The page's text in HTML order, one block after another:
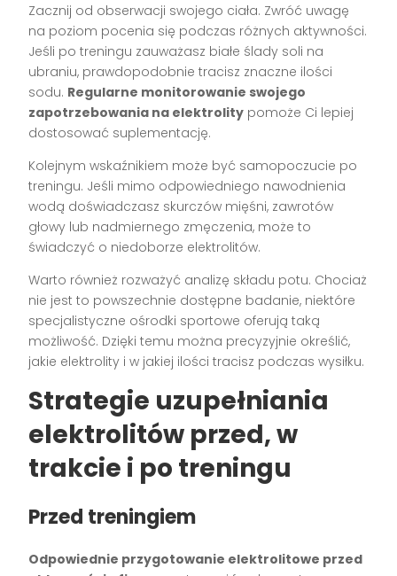
Zacznij od obserwacji swojego ciała. Zwróć uwagę
na poziom pocenia się podczas różnych aktywności.
Jeśli po treningu zauważasz białe ślady soli na
ubraniu, prawdopodobnie tracisz znaczne ilości
sodu. Regularne monitorowanie swojego
zapotrzebowania na elektrolity pomoże Ci lepiej
dostosować suplementację.
Kolejnym wskaźnikiem może być samopoczucie po
treningu. Jeśli mimo odpowiedniego nawodnienia
wodą doświadczasz skurczów mięśni, zawrotów
głowy lub nadmiernego zmęczenia, może to
świadczyć o niedoborze elektrolitów.
Warto również rozważyć analizę składu potu. Chociaż
nie jest to powszechnie dostępne badanie, niektóre
specjalistyczne ośrodki sportowe oferują taką
możliwość. Dzięki temu można precyzyjnie określić,
jakie elektrolity i w jakiej ilości tracisz podczas wysiłku.
Strategie uzupełniania
elektrolitów przed, w
trakcie i po treningu
Przed treningiem
Odpowiednie przygotowanie elektrolitowe przed